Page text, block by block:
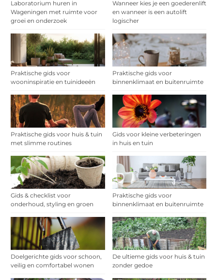
Laboratorium huren in
Wageningen met ruimte voor
groei en onderzoek
Wanneer kies je een goederenlift
en wanneer is een autolift
logischer
Praktische gids voor
wooninspiratie en tuinideeën
Praktische gids voor
binnenklimaat en buitenruimte
Praktische gids voor huis & tuin
met slimme routines
Gids voor kleine verbeteringen
in huis en tuin
Gids & checklist voor
onderhoud, styling en groen
Praktische gids voor
binnenklimaat en buitenruimte
Doelgerichte gids voor schoon,
veilig en comfortabel wonen
De ultieme gids voor huis & tuin
zonder gedoe